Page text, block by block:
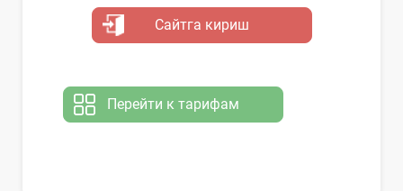
Сайтга кириш
Перейти к тарифам